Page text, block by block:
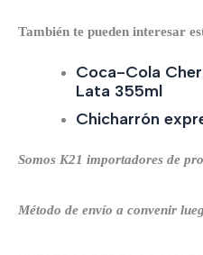
También te pueden interesar
Coca-Cola
Lata 355ml
Chicharrón
Somos K21 importadores de
Método de envío a convenir